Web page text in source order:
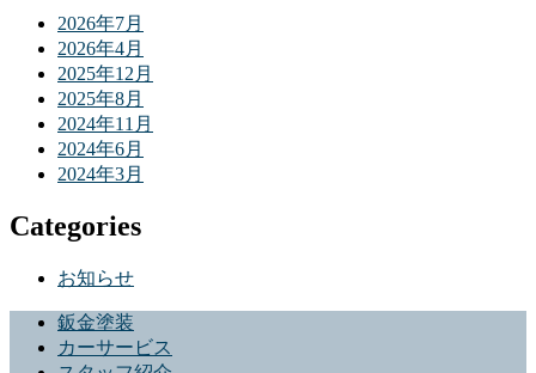
2026年7月
2026年4月
2025年12月
2025年8月
2024年11月
2024年6月
2024年3月
Categories
お知らせ
鈑金塗装
カーサービス